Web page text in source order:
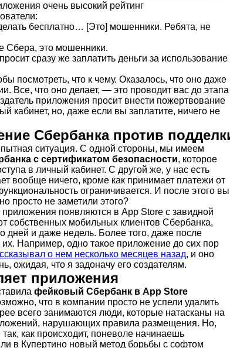
очень высокий рейтинг
бесплатно… [Это] мошенники. Ребята, не
это мошенники.
сразу же заплатить деньги за использование
посмотреть, что к чему. Оказалось, что оно даже
Все, что оно делает, — это проводит вас до этапа
приложения просит внести пожертвование
кабинет, но, даже если вы заплатите, ничего не
Сбербанка против
ситуация. С одной стороны, мы имеем
с сертификатом безопасности, которое
в личный кабинет. С другой же, у нас есть
вообще ничего, кроме как принимает платежи от
ограничивается. И после этого вы
просто не заметили этого?
появляются в App Store с завидной
собственных мобильных клиентов Сбербанка,
дней и даже недель. Более того, даже после
Например, одно такое приложение до сих пор
о нем несколько месяцев назад, и оно
ожидая, что я задоначу его создателям.
приложения
фейковый Сбербанк в App Store
что в компании просто не успели удалить
всего занимаются люди, которые натасканы на
нарушающих правила размещения. Но,
как происходит, поневоле начинаешь
в Купертино новый метод борьбы с софтом